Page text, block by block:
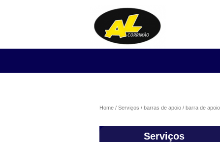
Home Serviços barras de apoio barra de
Serviços